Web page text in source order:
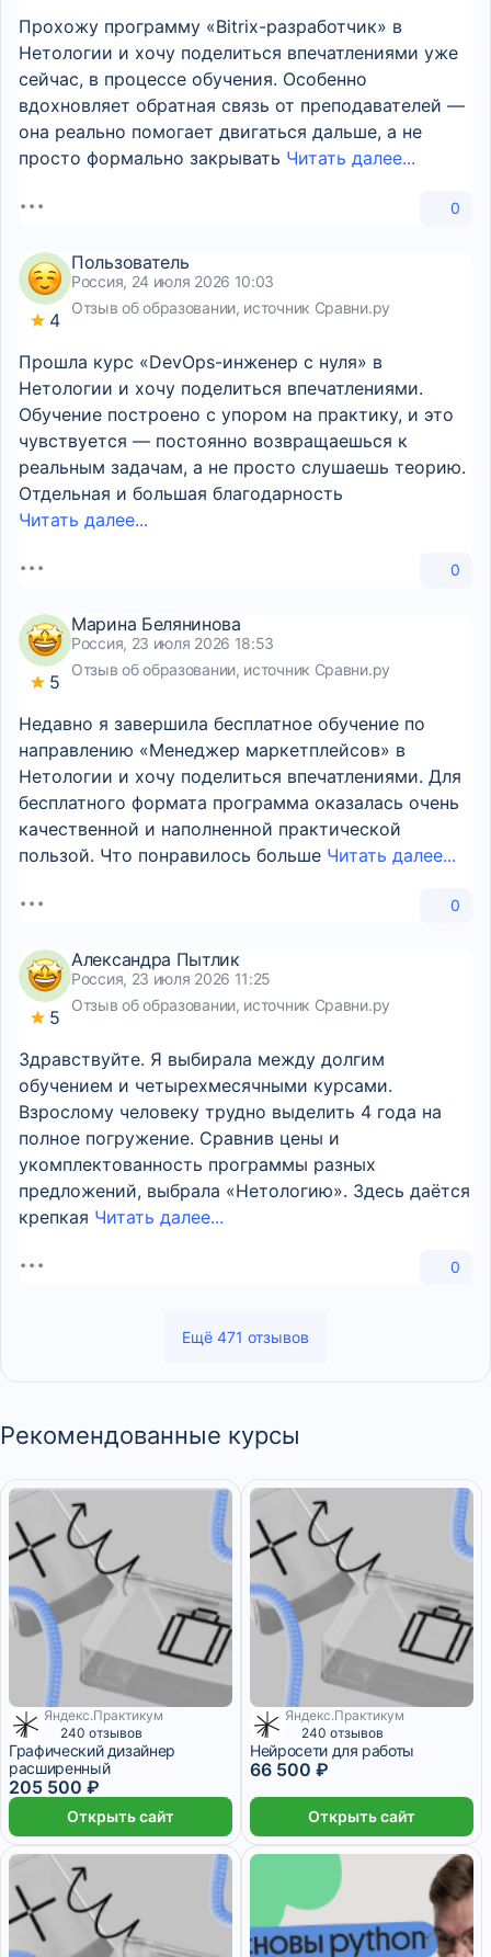
Прохожу программу «Bitrix-разработчик» в
Нетологии и хочу поделиться впечатлениями уже
сейчас, в процессе обучения. Особенно
вдохновляет обратная связь от преподавателей —
она реально помогает двигаться дальше, а не
просто формально закрывать Читать далее...
0
4
Пользователь
Россия, 24 июля 2026 10:03
Отзыв об образовании, источник Сравни.ру
Прошла курс «DevOps-инженер с нуля» в
Нетологии и хочу поделиться впечатлениями.
Обучение построено с упором на практику, и это
чувствуется — постоянно возвращаешься к
реальным задачам, а не просто слушаешь теорию.
Отдельная и большая благодарность
Читать далее...
0
5
Марина Белянинова
Россия, 23 июля 2026 18:53
Отзыв об образовании, источник Сравни.ру
Недавно я завершила бесплатное обучение по
направлению «Менеджер маркетплейсов» в
Нетологии и хочу поделиться впечатлениями. Для
бесплатного формата программа оказалась очень
качественной и наполненной практической
пользой. Что понравилось больше Читать далее...
0
5
Александра Пытлик
Россия, 23 июля 2026 11:25
Отзыв об образовании, источник Сравни.ру
Здравствуйте. Я выбирала между долгим
обучением и четырехмесячными курсами.
Взрослому человеку трудно выделить 4 года на
полное погружение. Сравнив цены и
укомплектованность программы разных
предложений, выбрала «Нетологию». Здесь даётся
крепкая Читать далее...
0
Ещё 471 отзывов
Рекомендованные курсы
8 389 ₽/мес
Яндекс.Практикум
240 отзывов
Графический дизайнер
расширенный
205 500 ₽
Открыть сайт
2 714 ₽/мес
Яндекс.Практикум
240 отзывов
Нейросети для работы
66 500 ₽
Открыть сайт